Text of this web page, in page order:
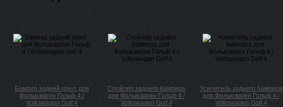
Бампер задний грунт для
Фольксваген Гольф 4 /
Volkswagen Golf 4
Спойлер заднего бампера
для Фольксваген Гольф 4 /
Volkswagen Golf 4
Усилитель заднего бампера
для Фольксваген Гольф 4 /
Volkswagen Golf 4